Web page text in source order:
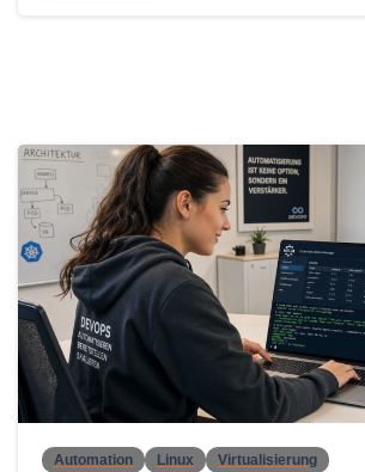
Automation Linux Virtualisierung